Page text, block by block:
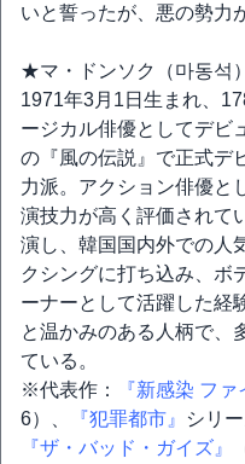
いと誓ったが、悪の勢力
★マ・ドンソク（마동석）
1971年3月1日生まれ、
ージカル俳優としてデビ
の『風の伝説』で正式デ
力派。アクション俳優と
演技力が高く評価されて
演し、韓国国内外での人
クシングに打ち込み、ボ
ーナーとして活躍した経
と温かみのある人柄で、
ている。
※代表作：
『新感染 フ
6）、
『犯罪都市』
シリ
『ザ・バッド・ガイズ』